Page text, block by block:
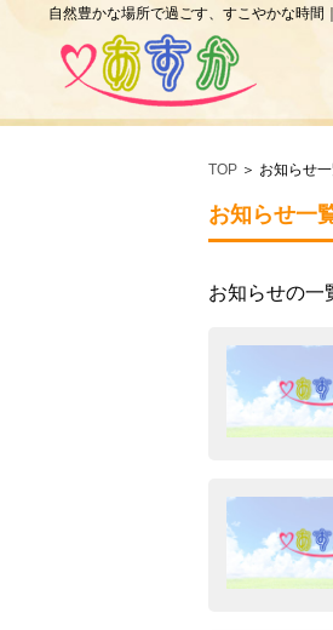
自然豊かな場所で過ごす、すこやかな時
TOP お知らせ
お知らせ一
お知らせの一